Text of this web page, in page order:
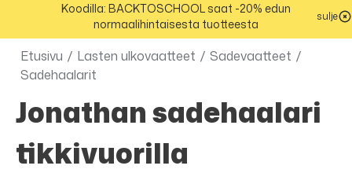
Koodilla: BACKTOSCHOOL saat -20% edun
normaalihintaisesta tuotteesta
sulje
Etusivu / Lasten ulkovaatteet / Sadevaatteet /
Sadehaalarit
Jonathan sadehaalari
tikkivuorilla